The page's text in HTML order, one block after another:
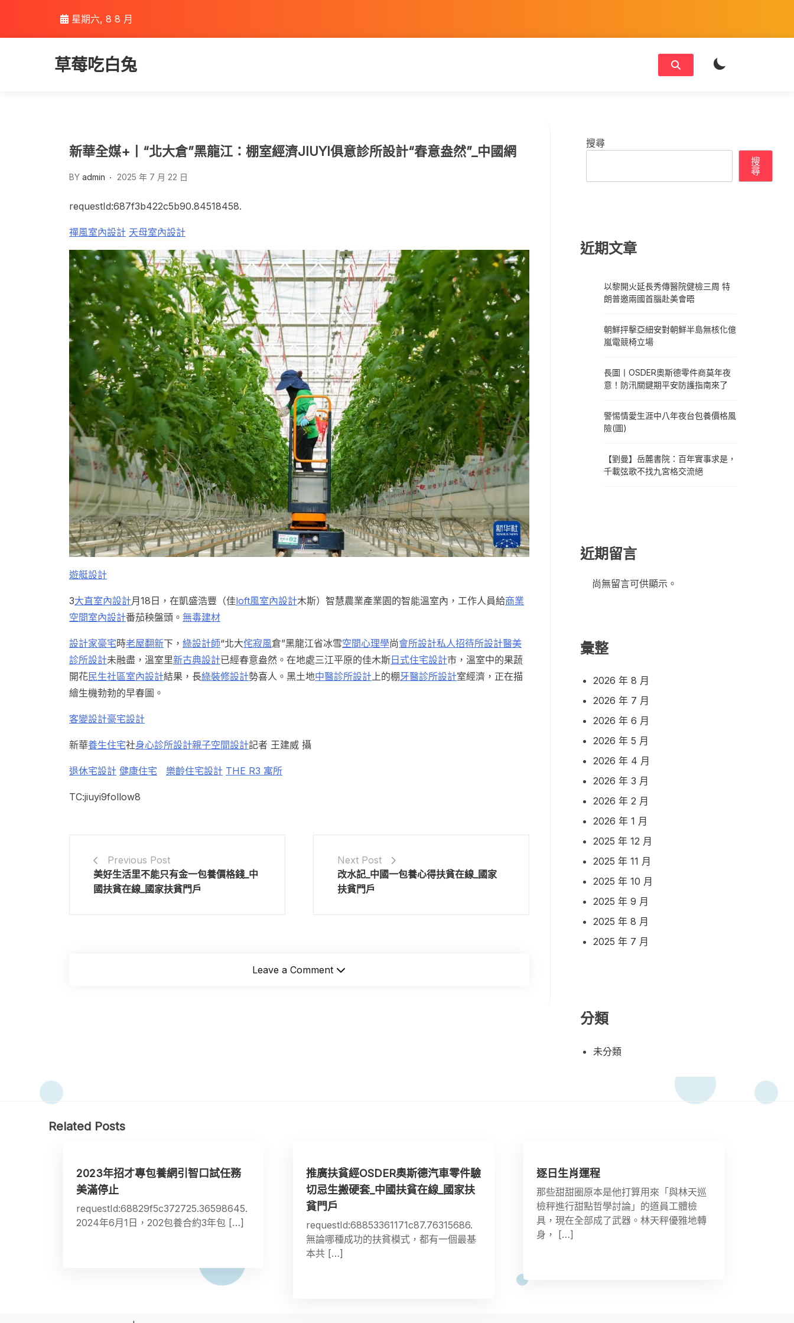
content
星期六, 8 8 月
草莓吃白兔
新華全媒+丨“北大倉”黑龍江：棚室經濟JIUYI俱意診所設計“春意盎然”_中國網
BY admin 2025 年 7 月 22 日
requestId:687f3b422c5b90.84518458.
禪風室內設計 天母室內設計
遊艇設計
3大直室內設計月18日，在凱盛浩豐（佳loft風室內設計木斯）智慧農業產業園的智能溫室內，工作人員給商業
空間室內設計番茄秧盤頭。 無毒建材
設計家豪宅時老屋翻新下， 綠設計師“北大侘寂風倉”黑龍江省冰雪空間心理學尚會所設計私人招待所設計醫美
診所設計未融盡，溫室里新古典設計已經春意盎然。在地處三江平原的佳木斯日式住宅設計市，溫室中的果蔬
開花民生社區室內設計結果，長綠裝修設計勢喜人。黑土地中醫診所設計 上的棚牙醫診所設計室經濟，正在描
繪生機勃勃的早春圖。
客變設計豪宅設計
新華養生住宅社身心診所設計親子空間設計記者 王建威 攝
退休宅設計 健康住宅 樂齡住宅設計 THE R3 寓所
TC:jiuyi9follow8
Previous Post
美好生活里不能只有金一包養價格錢_中
國扶貧在線_國家扶貧門戶
Next Post
改水記_中國一包養心得扶貧在線_國家
扶貧門戶
Leave a Comment
搜尋
搜
尋
近期文章
以黎開火延長秀傳醫院健檢三周 特
朗普邀兩國首腦赴美會晤
朝鮮抨擊亞細安對朝鮮半島無核化億
嵐電競椅立場
長圖丨OSDER奧斯德零件商莫年夜
意！防汛關鍵期平安防護指南來了
警惕情愛生涯中八年夜台包養價格風
險(圖)
【劉曼】岳麓書院：百年實事求是，
千載弦歌不找九宮格交流絕
近期留言
尚無留言可供顯示。
彙整
2026 年 8 月
2026 年 7 月
2026 年 6 月
2026 年 5 月
2026 年 4 月
2026 年 3 月
2026 年 2 月
2026 年 1 月
2025 年 12 月
2025 年 11 月
2025 年 10 月
2025 年 9 月
2025 年 8 月
2025 年 7 月
分類
未分類
Related Posts
​2023年招才專包養網引智口試任務
美滿停止
requestId:68829f5c372725.36598645.
2024年6月1日，202包養合約3年包 […]
推廣扶貧經OSDER奧斯德汽車零件驗
切忌生搬硬套_中國扶貧在線_國家扶
貧門戶
requestId:68853361171c87.76315686.
無論哪種成功的扶貧模式，都有一個最基
本共 […]
逐日生肖運程
那些甜甜圈原本是他打算用來「與林天巡
檢秤進行甜點哲學討論」的道員工體檢
具，現在全部成了武器。林天秤優雅地轉
身， […]